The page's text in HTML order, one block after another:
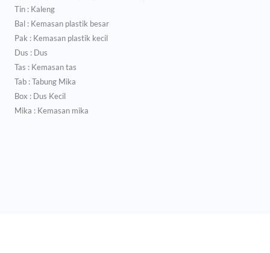
Tin : Kaleng
Bal : Kemasan plastik besar
Pak : Kemasan plastik kecil
Dus : Dus
Tas : Kemasan tas
Tab : Tabung Mika
Box : Dus Kecil
Mika : Kemasan mika